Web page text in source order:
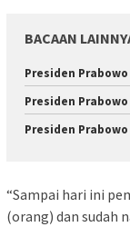
BACAAN
Presiden
Presiden
Presiden
“Sampai hari ini
(orang) dan sudah